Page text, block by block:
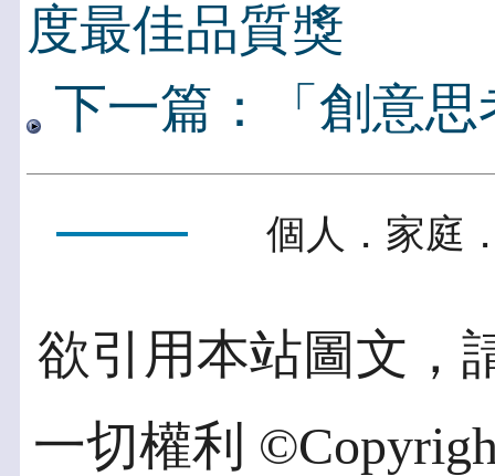
度最佳品質獎
下一篇：「創意
個人．家庭
欲引用本站圖文，
一切權利